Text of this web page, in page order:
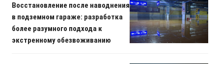
Восстановление после наводнения
в подземном гараже: разработка
более разумного подхода к
экстренному обезвоживанию